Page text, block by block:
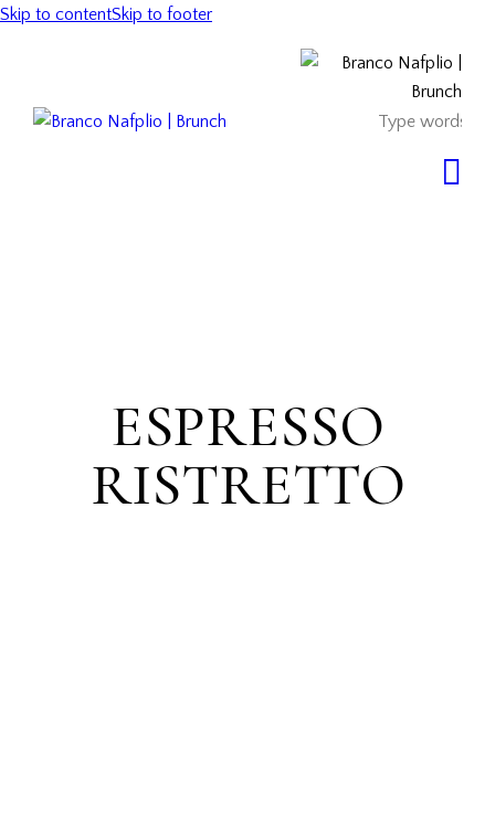
Skip to contentSkip to footer
ESPRESSO
RISTRETTO